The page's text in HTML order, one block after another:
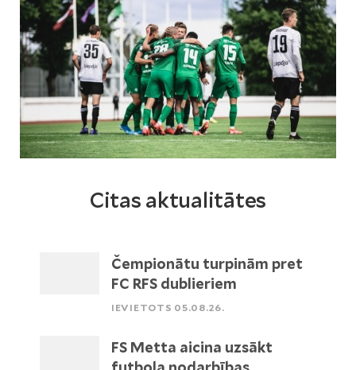
Citas aktualitātes
Čempionātu turpinām pret
FC RFS dublieriem
IEVIETOTS 05.08.26.
FS Metta aicina uzsākt